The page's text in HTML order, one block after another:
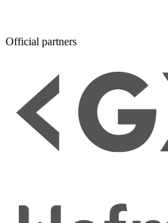
Official partners